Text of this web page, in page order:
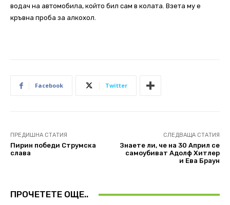
водач на автомобила, който бил сам в колата. Взета му е
кръвна проба за алкохол.
Facebook Twitter
ПРЕДИШНА СТАТИЯ
Пирин победи Струмска
слава
СЛЕДВАЩА СТАТИЯ
Знаете ли, че на 30 Април се
самоубиват Адолф Хитлер
и Ева Браун
ПРОЧЕТЕТЕ ОЩЕ..